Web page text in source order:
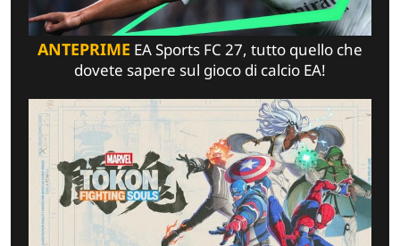
ANTEPRIME EA Sports FC 27, tutto quello che
dovete sapere sul gioco di calcio EA!